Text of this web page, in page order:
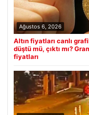
Ağustos 6, 2026
Altın fiyatları canlı
düştü mü, çıktı mı?
fiyatları